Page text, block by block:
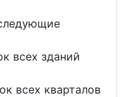
всех зданий
всех кварталов